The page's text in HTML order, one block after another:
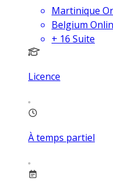
Martinique
Belgium
+ 16 Suite
Licence
À temps partiel